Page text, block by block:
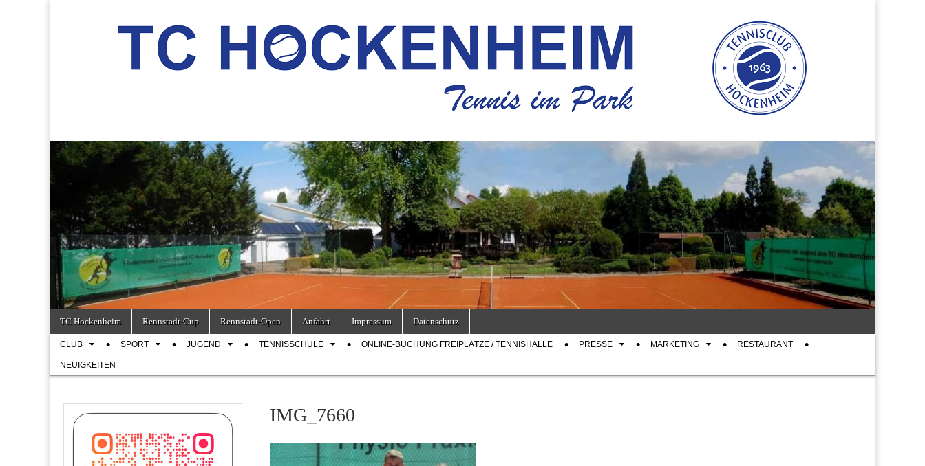
TC Hockenheim
Main
menu
content
TC Hockenheim Rennstadt-Cup Rennstadt-Open Anfahrt Impressum Datenschutz
SubCLUB SPORT JUGEND TENNISSCHULE ONLINE-BUCHUNG FREIPLÄTZE / TENNISHALLE PRESSE MARKETING RESTAURANT
NEUIGKEITEN
IMG_7660